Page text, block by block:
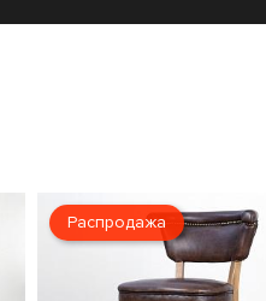
Распродажа